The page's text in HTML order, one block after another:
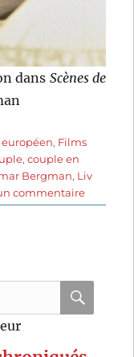
dans Scènes de
, Films
,couple en
Bergman, Liv
commentairesur
Scènes